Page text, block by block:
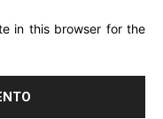
in this browser for the